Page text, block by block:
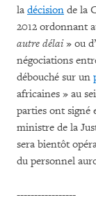
la décision de la
2012 ordonnant
autre délai» ou
négociations
débouché sur un
africaines » au
parties ont signé
ministre de la
sera bientôt
du personnel
-----------------